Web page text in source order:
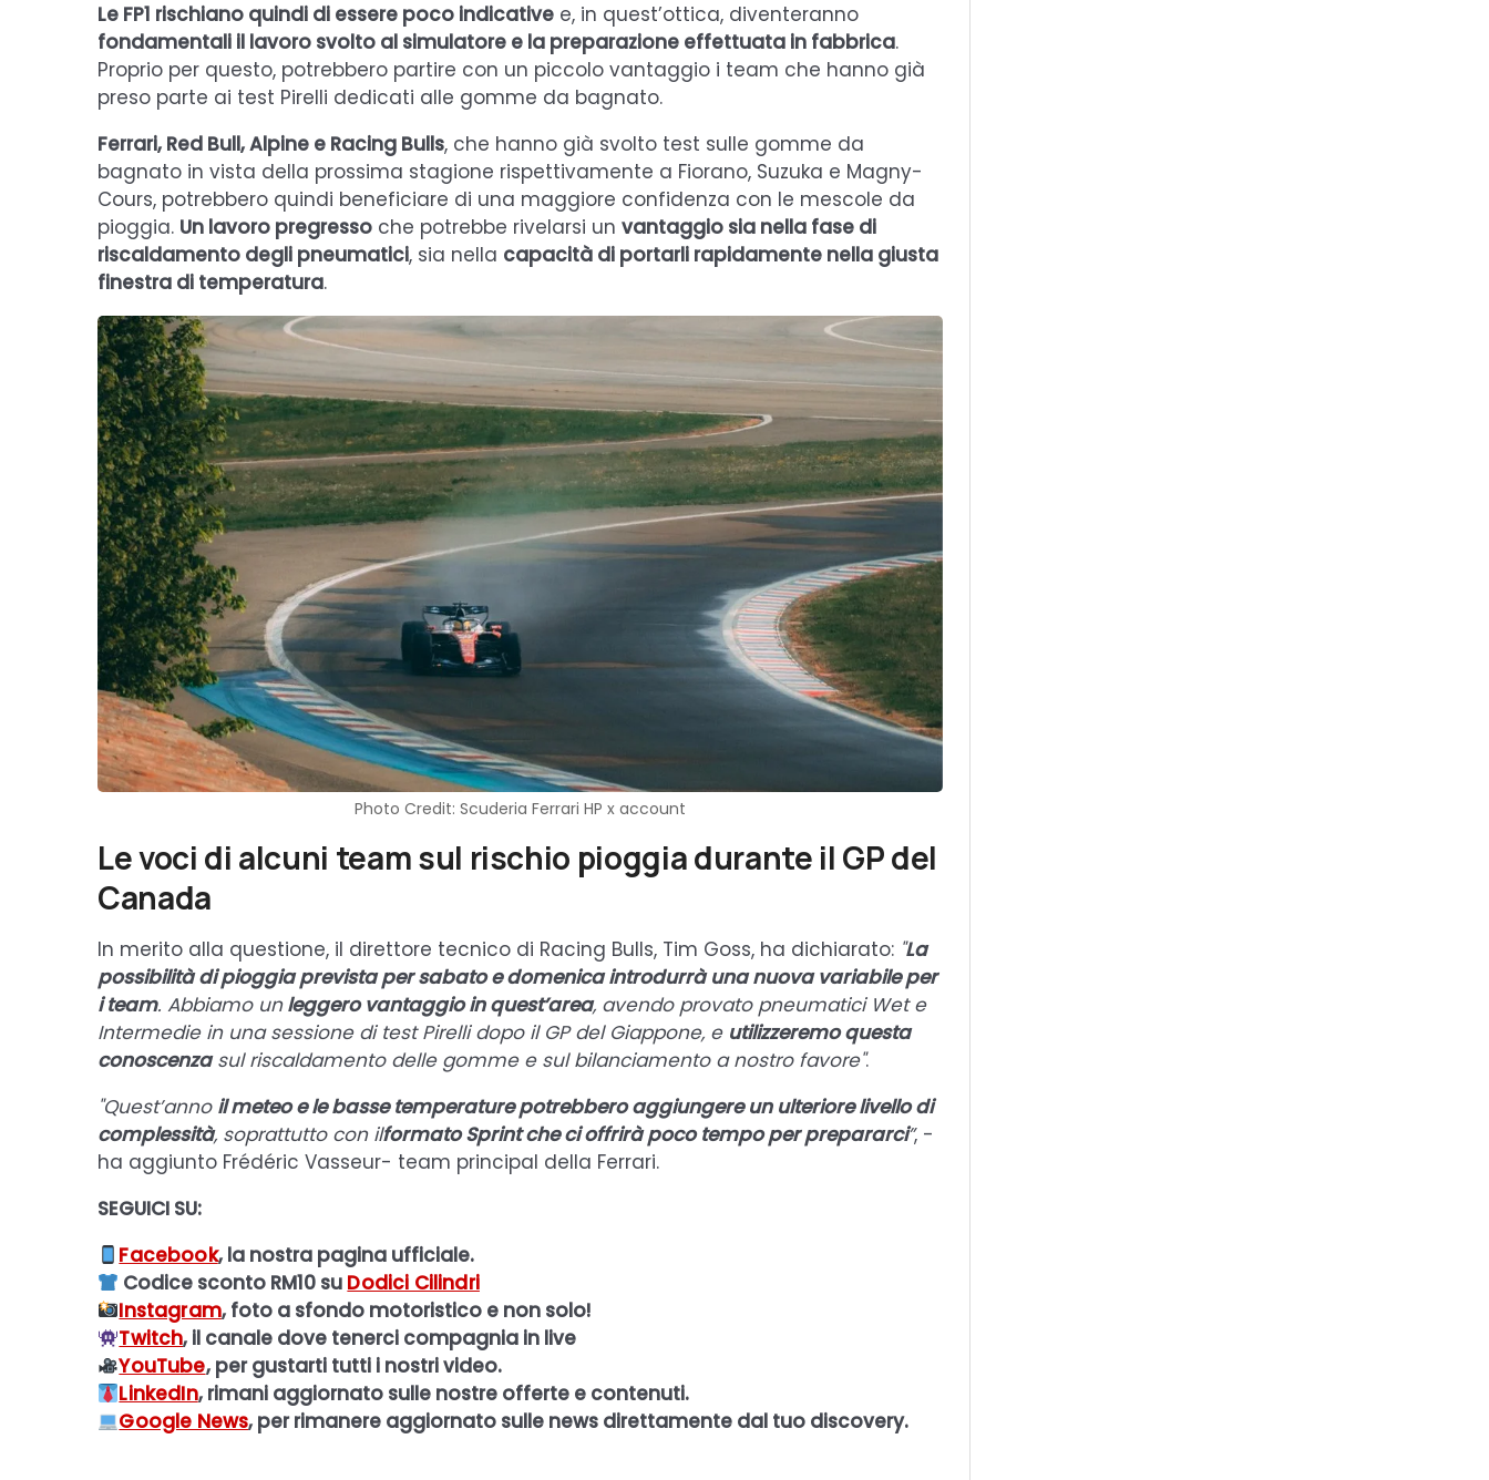
Le FP1 rischiano quindi di essere poco indicative e, in quest’ottica, diventeranno
fondamentali il lavoro svolto al simulatore e la preparazione effettuata in fabbrica.
Proprio per questo, potrebbero partire con un piccolo vantaggio i team che hanno già
preso parte ai test Pirelli dedicati alle gomme da bagnato.
Ferrari, Red Bull, Alpine e Racing Bulls, che hanno già svolto test sulle gomme da
bagnato in vista della prossima stagione rispettivamente a Fiorano, Suzuka e Magny-
Cours, potrebbero quindi beneficiare di una maggiore confidenza con le mescole da
pioggia. Un lavoro pregresso che potrebbe rivelarsi un vantaggio sia nella fase di
riscaldamento degli pneumatici, sia nella capacità di portarli rapidamente nella giusta
finestra di temperatura.
Photo Credit: Scuderia Ferrari HP x account
Le voci di alcuni team sul rischio pioggia durante il GP del
Canada
In merito alla questione, il direttore tecnico di Racing Bulls, Tim Goss, ha dichiarato: "La
possibilità di pioggia prevista per sabato e domenica introdurrà una nuova variabile per
i team. Abbiamo unleggero vantaggio in quest’area, avendo provato pneumatici Wet e
Intermedie in una sessione di test Pirelli dopo il GP del Giappone, e utilizzeremo questa
conoscenzasul riscaldamento delle gomme e sul bilanciamento a nostro favore".
"Quest’anno il meteo e le basse temperature potrebbero aggiungere un ulteriore livello di
complessità, soprattutto con ilformato Sprint che ci offrirà poco tempo per prepararci”, -
ha aggiunto Frédéric Vasseur- team principal della Ferrari.
SEGUICI SU:
Facebook, la nostra pagina ufficiale.
Codice sconto RM10 su Dodici Cilindri
Instagram, foto a sfondo motoristico e non solo!
Twitch, il canale dove tenerci compagnia in live
YouTube, per gustarti tutti i nostri video.
LinkedIn, rimani aggiornato sulle nostre offerte e contenuti.
Google News, per rimanere aggiornato sulle news direttamente dal tuo discovery.